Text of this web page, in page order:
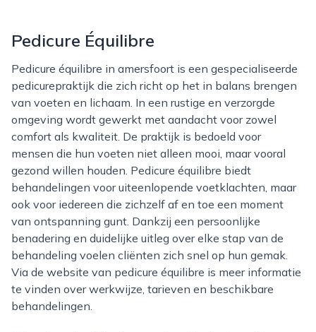
Pedicure Équilibre
Pedicure équilibre in amersfoort is een gespecialiseerde
pedicurepraktijk die zich richt op het in balans brengen
van voeten en lichaam. In een rustige en verzorgde
omgeving wordt gewerkt met aandacht voor zowel
comfort als kwaliteit. De praktijk is bedoeld voor
mensen die hun voeten niet alleen mooi, maar vooral
gezond willen houden. Pedicure équilibre biedt
behandelingen voor uiteenlopende voetklachten, maar
ook voor iedereen die zichzelf af en toe een moment
van ontspanning gunt. Dankzij een persoonlijke
benadering en duidelijke uitleg over elke stap van de
behandeling voelen cliënten zich snel op hun gemak.
Via de website van pedicure équilibre is meer informatie
te vinden over werkwijze, tarieven en beschikbare
behandelingen.